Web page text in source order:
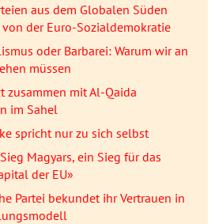
aus dem Globalen Süden
der Euro-Sozialdemokratie
oder Barbarei: Warum wir an
müssen
zusammen mit Al-Qaida
im Sahel
spricht nur zu sich selbst
Magyars, ein Sieg für das
der EU»
Partei bekundet ihr Vertrauen in